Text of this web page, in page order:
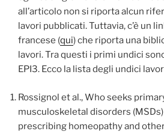
all’articolo non si riporta alcun
lavori pubblicati. Tuttavia, c’è un
francese (qui) che riporta una
lavori. Tra questi i primi undici
EPI3. Ecco la lista degli undici
Rossignol et al., Who seeks
musculoskeletal disorders
prescribing homeopathy and